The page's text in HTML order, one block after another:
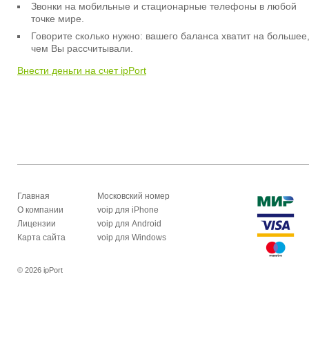
Звонки на мобильные и стационарные телефоны в любой
точке мире.
Говорите сколько нужно: вашего баланса хватит на большее,
чем Вы рассчитывали.
Внести деньги на счет ipPort
Главная
О компании
Лицензии
Карта сайта
Московский номер
voip для iPhone
voip для Android
voip для Windows
© 2026 ipPort